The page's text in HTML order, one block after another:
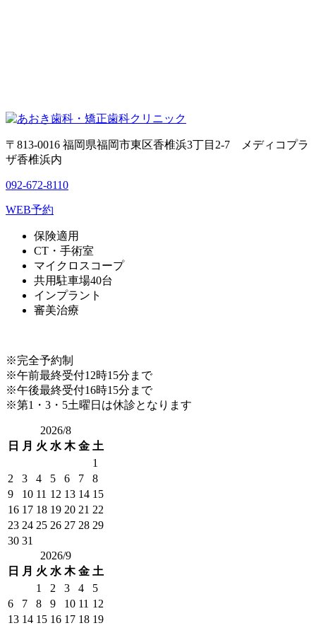
〒813-0016 福岡県福岡市東区香椎浜3丁目2-7 メディコプラ
ザ香椎浜内
092-672-8110
WEB予約
保険適用
CT・手術室
マイクロスコープ
共用駐車場40台
インプラント
審美治療
※完全予約制
※午前最終受付12時15分まで
※午後最終受付16時15分まで
※第1・3・5土曜日は休診となります
2026/8
日 月 火 水 木 金 土
1
2
3 4 5 6 7
8
9
10 11 12 13 14 15
16 17 18 19 20 21 22
23 24 25 26 27 28 29
30 31
2026/9
日 月 火 水 木 金 土
1
2 3 4
5
6
7 8 9 10 11 12
13 14 15 16 17 18 19